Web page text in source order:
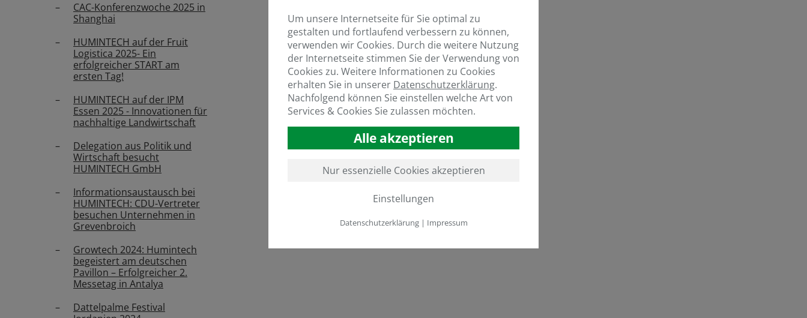
CAC-Konferenzwoche 2025 in
Shanghai
HUMINTECH auf der Fruit
Logistica 2025- Ein
erfolgreicher START am
ersten Tag!
HUMINTECH auf der IPM
Essen 2025 - Innovationen für
nachhaltige Landwirtschaft
Delegation aus Politik und
Wirtschaft besucht
HUMINTECH GmbH
Informationsaustausch bei
HUMINTECH: CDU-Vertreter
besuchen Unternehmen in
Grevenbroich
Growtech 2024: Humintech
begeistert am deutschen
Pavillon – Erfolgreicher 2.
Messetag in Antalya
Dattelpalme Festival
Um unsere Internetseite für Sie optimal zu
gestalten und fortlaufend verbessern zu können,
verwenden wir Cookies. Durch die weitere Nutzung
der Internetseite stimmen Sie der Verwendung von
Cookies zu. Weitere Informationen zu Cookies
erhalten Sie in unserer Datenschutzerklärung.
Nachfolgend können Sie einstellen welche Art von
Services & Cookies Sie zulassen möchten.
Alle akzeptieren
Nur essenzielle Cookies akzeptieren
Einstellungen
Datenschutzerklärung| Impressum